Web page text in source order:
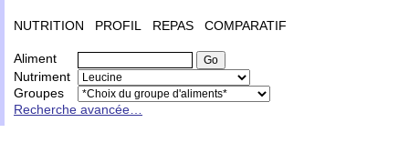
NUTRITION PROFIL REPAS COMPARATIF
Aliment
Nutriment
Groupes
Recherche avancée…